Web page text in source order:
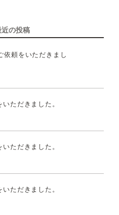
近の投稿
依頼をいただきまし
ただきました。
ただきました。
ただきました。